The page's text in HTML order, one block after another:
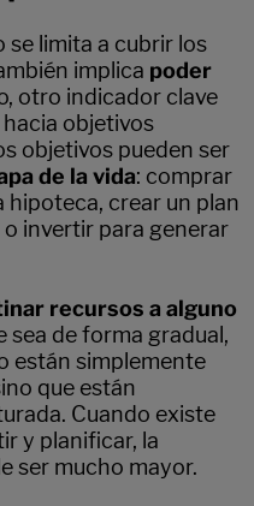
se limita a cubrir los
implica poder
otro indicador clave
objetivos
objetivos pueden ser
de la vida: comprar
hipoteca, crear un plan
o invertir para generar
recursos a alguno
sea de forma gradual,
están simplemente
que están
Cuando existe
y planificar, la
ser mucho mayor.